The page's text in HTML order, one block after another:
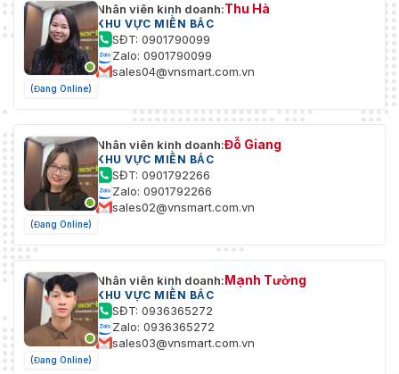
(Đang Online)
Nhân viên kinh doanh:Thu Hà
KHU VỰC MIỀN BẮC
SĐT: 0901790099
Zalo: 0901790099
sales04@vnsmart.com.vn
(Đang Online)
Nhân viên kinh doanh:Đỗ Giang
KHU VỰC MIỀN BẮC
SĐT: 0901792266
Zalo: 0901792266
sales02@vnsmart.com.vn
(Đang Online)
Nhân viên kinh doanh:Mạnh Tường
KHU VỰC MIỀN BẮC
SĐT: 0936365272
Zalo: 0936365272
sales03@vnsmart.com.vn